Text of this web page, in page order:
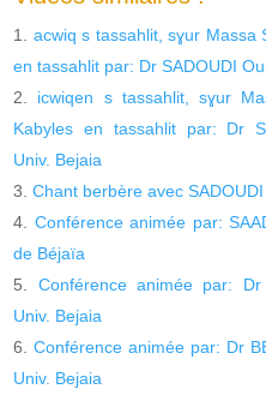
acwiq s tassahlit, sɣur Massa
en tassahlit par: Dr SADOUDI
icwiqen s tassahlit, sɣur
Kabyles en tassahlit par: Dr
Univ. Bejaia
Chant berbère avec
Conférence animée par:
de Béjaïa
Conférence animée par: Dr
Univ. Bejaia
Conférence animée par: Dr
Univ. Bejaia